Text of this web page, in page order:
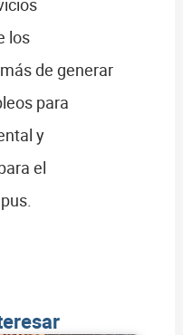
los
de generar
para
y
el